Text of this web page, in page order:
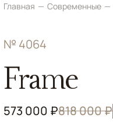
Главная Современные
№ 4064
Frame
573 000 ₽818 000 ₽